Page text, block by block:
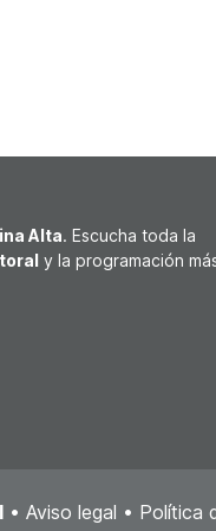
Alta. Escucha toda la
y la programación
• Aviso legal • Política